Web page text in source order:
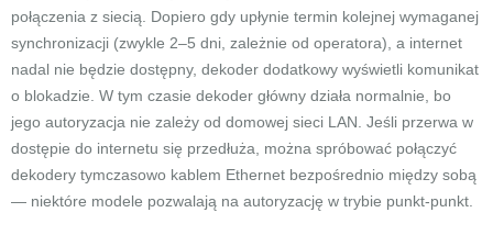
połączenia z siecią. Dopiero gdy upłynie termin kolejnej wymaganej
synchronizacji (zwykle 2–5 dni, zależnie od operatora), a internet
nadal nie będzie dostępny, dekoder dodatkowy wyświetli komunikat
o blokadzie. W tym czasie dekoder główny działa normalnie, bo
jego autoryzacja nie zależy od domowej sieci LAN. Jeśli przerwa w
dostępie do internetu się przedłuża, można spróbować połączyć
dekodery tymczasowo kablem Ethernet bezpośrednio między sobą
— niektóre modele pozwalają na autoryzację w trybie punkt-punkt.